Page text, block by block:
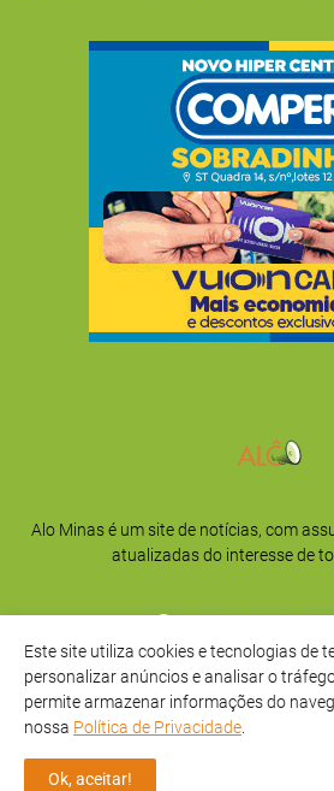
Alo Minas é um site de notícias, com
atualizadas do interesse de
Início Sobre
Este site utiliza cookies e tecnologias de
personalizar anúncios e analisar o
permite armazenar informações do
nossa Política de Privacidade
Ok, aceitar!